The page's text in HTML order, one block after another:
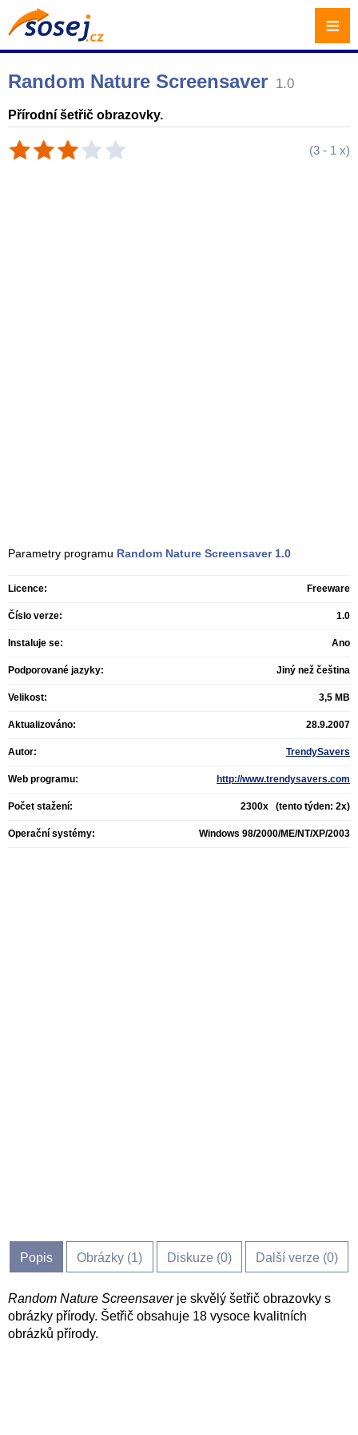
Random Nature Screensaver 1.0
Přírodní šetřič obrazovky.
(3 - 1 x)
Parametry programu Random Nature Screensaver 1.0
Licence: Freeware
Číslo verze: 1.0
Instaluje se: Ano
Podporované jazyky: Jiný než čeština
Velikost: 3,5 MB
Aktualizováno: 28.9.2007
Autor: TrendySavers
Web programu: http://www.trendysavers.com
Počet stažení: 2300x (tento týden: 2x)
Operační systémy: Windows 98/2000/ME/NT/XP/2003
Popis Obrázky (1) Diskuze (0) Další verze (0)
Random Nature Screensaverje skvělý šetřič obrazovky s
obrázky přírody. Šetřič obsahuje 18 vysoce kvalitních
obrázků přírody.
≡